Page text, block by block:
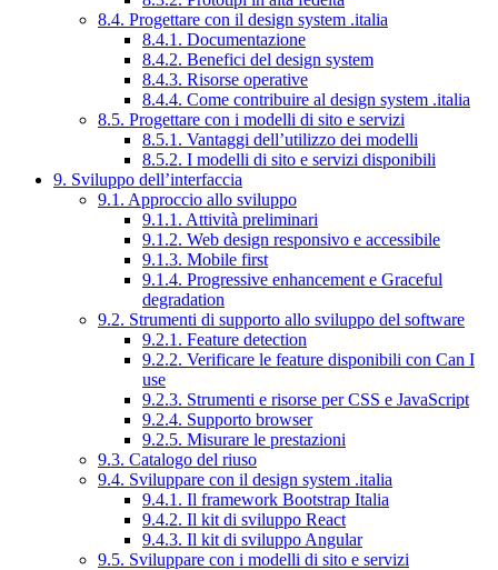
8.4. Progettare con il design system .italia
8.4.1. Documentazione
8.4.2. Benefici del design system
8.4.3. Risorse operative
8.4.4. Come contribuire al design system .italia
8.5. Progettare con i modelli di sito e servizi
8.5.1. Vantaggi dell’utilizzo dei modelli
8.5.2. I modelli di sito e servizi disponibili
9. Sviluppo dell’interfaccia
9.1. Approccio allo sviluppo
9.1.1. Attività preliminari
9.1.2. Web design responsivo e accessibile
9.1.3. Mobile first
9.1.4. Progressive enhancement e Graceful
degradation
9.2. Strumenti di supporto allo sviluppo del software
9.2.1. Feature detection
9.2.2. Verificare le feature disponibili con Can I
use
9.2.3. Strumenti e risorse per CSS e JavaScript
9.2.4. Supporto browser
9.2.5. Misurare le prestazioni
9.3. Catalogo del riuso
9.4. Sviluppare con il design system .italia
9.4.1. Il framework Bootstrap Italia
9.4.2. Il kit di sviluppo React
9.4.3. Il kit di sviluppo Angular
9.5. Sviluppare con i modelli di sito e servizi